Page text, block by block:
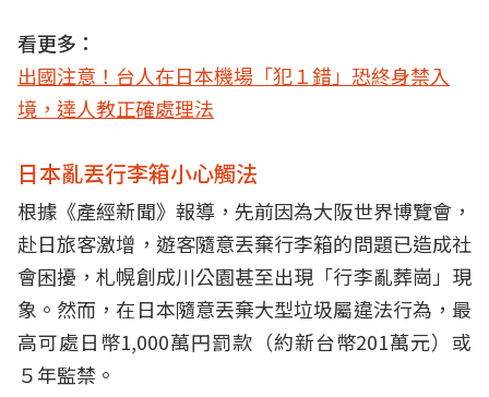
看更多：
出國注意！台人在日本機場「犯１錯」恐終身禁入
境，達人教正確處理法
日本亂丟行李箱小心觸法
根據《產經新聞》報導，先前因為大阪世界博覽會，
赴日旅客激增，遊客隨意丟棄行李箱的問題已造成社
會困擾，札幌創成川公園甚至出現「行李亂葬崗」現
象。然而，在日本隨意丟棄大型垃圾屬違法行為，最
高可處日幣1,000萬円罰款（約新台幣201萬元）或
５年監禁。